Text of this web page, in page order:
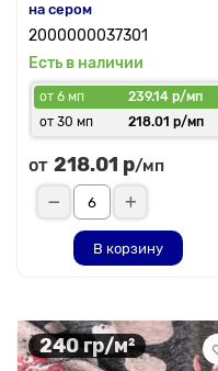
на сером
2000000037301
Есть в наличии
от 6 мп
239.14 р/мп
от 30 мп
218.01 р/мп
от 218.01 р/мп
В корзину
240 гр/м²